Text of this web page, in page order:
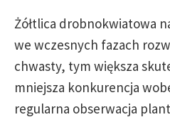
Żółtlica drobnokwiatowa
we wczesnych fazach
chwasty, tym większa
mniejsza konkurencja
regularna obserwacja